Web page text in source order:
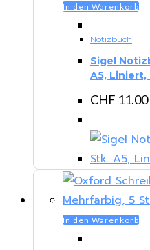
In den Warenkorb
Notizbuch
Sigel
A5, Liniert,
CHF 11.00
In den Warenkorb